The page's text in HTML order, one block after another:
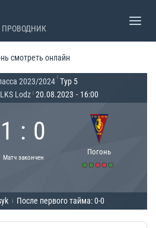
смотреть онлайн
2023/2024 Тур 5
Lodz 20.08.2023 - 16:00
1 : 0
Матч закончен
Погонь
После первого тайма: 0-0